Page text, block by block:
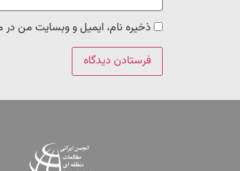
ذخیره نام، ایمیل و وبسایت من در